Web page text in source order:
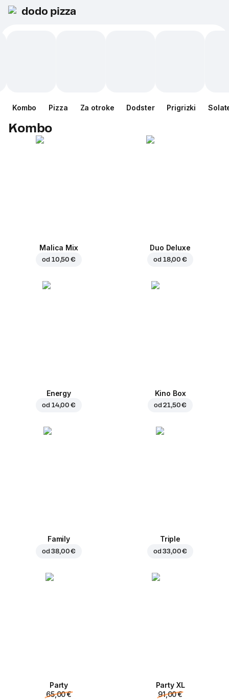
dodo pizza
Kombo Pizza Za otroke Dodster Prigrizki
Kombo
Malica Mix
od 10,50 €
Duo Deluxe
od 18,00 €
Energy
od 14,00 €
Kino Box
od21,50 €
Family
od38,00 €
Triple
od33,00 €
Party
65,00 €
Party XL
91,00 €